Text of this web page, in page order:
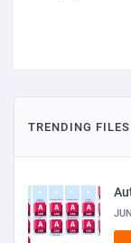
TRENDING FILES